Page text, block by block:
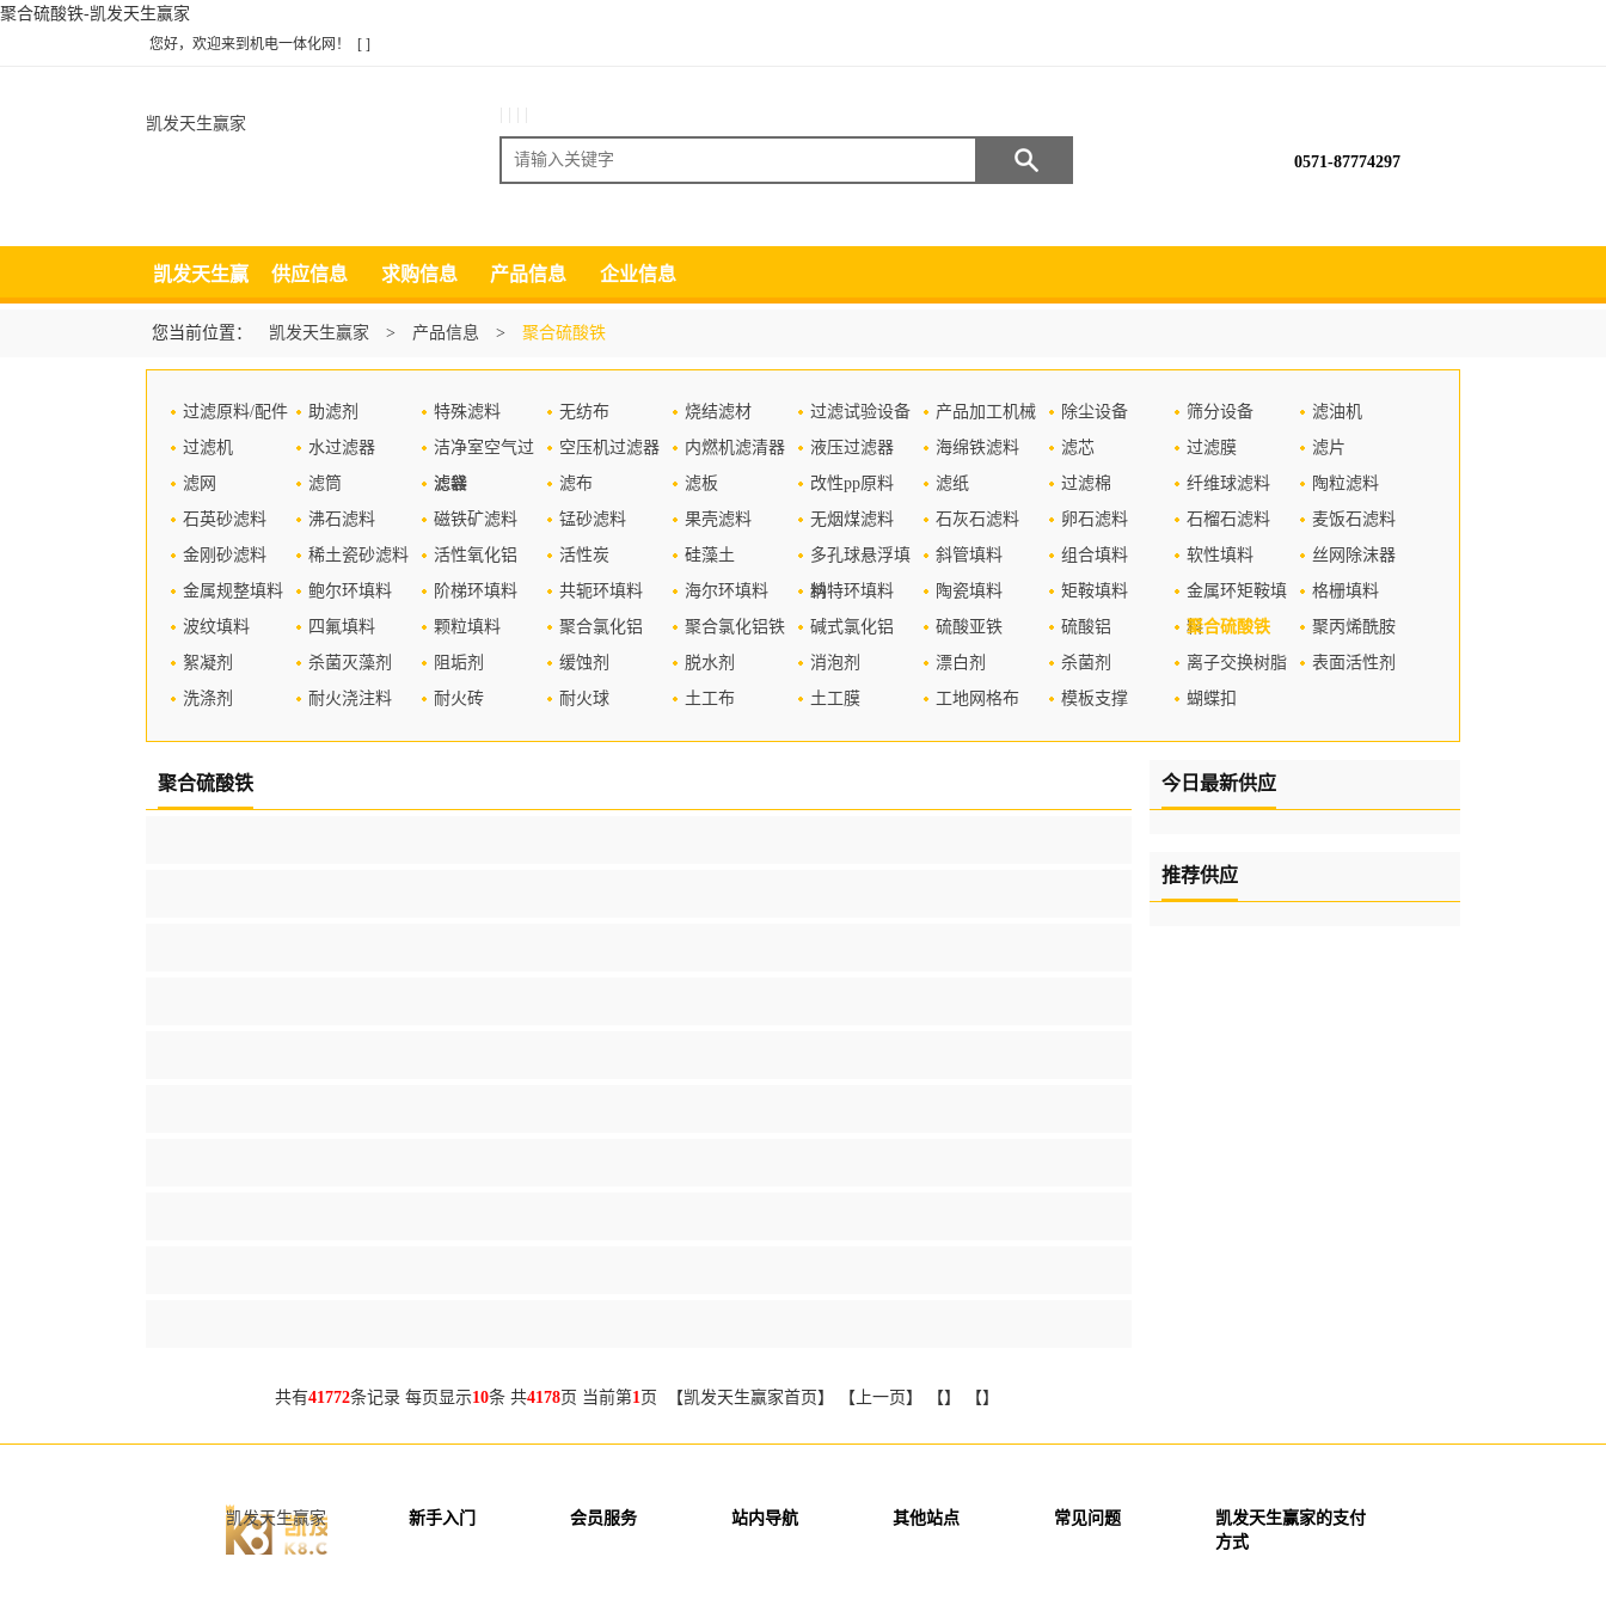
聚合硫酸铁-凯发天生赢家
您好，欢迎来到机电一体化网！ [ ]
凯发天生赢家
搜索 0571-87774297
凯发天生赢
家
供应信息 求购信息 产品信息 企业信息
您当前位置： 凯发天生赢家 > 产品信息 > 聚合硫酸铁
过滤原料/配件 助滤剂 特殊滤料 无纺布 烧结滤材 过滤试验设备 产品加工机械 除尘设备 筛分设备
滤油机
过滤机
水过滤器
洁净室空气过
滤器
空压机过滤器 内燃机滤清器 液压过滤器 海绵铁滤料 滤芯 过滤膜
滤片
滤网
滤筒 滤袋 滤布 滤板 改性pp原料 滤纸 过滤棉 纤维球滤料
陶粒滤料
石英砂滤料
沸石滤料 磁铁矿滤料 锰砂滤料 果壳滤料 无烟煤滤料 石灰石滤料 卵石滤料 石榴石滤料
麦饭石滤料
金刚砂滤料
稀土瓷砂滤料 活性氧化铝 活性炭 硅藻土
多孔球悬浮填
料
斜管填料 组合填料 软性填料
丝网除沫器
金属规整填料
鲍尔环填料 阶梯环填料 共轭环填料 海尔环填料 纳特环填料 陶瓷填料 矩鞍填料
金属环矩鞍填
料
格栅填料
波纹填料
四氟填料 颗粒填料 聚合氯化铝 聚合氯化铝铁 碱式氯化铝 硫酸亚铁 硫酸铝 聚合硫酸铁
聚丙烯酰胺
絮凝剂
杀菌灭藻剂 阻垢剂 缓蚀剂 脱水剂 消泡剂 漂白剂 杀菌剂 离子交换树脂
表面活性剂
洗涤剂
耐火浇注料 耐火砖 耐火球 土工布 土工膜 工地网格布 模板支撑 蝴蝶扣
聚合硫酸铁
共有41772条记录 每页显示10条 共4178页 当前第1页 【凯发天生赢家首页】 【上一页】 【】 【】
今日最新供应
推荐供应
凯发天生赢家 新手入门 会员服务 站内导航 其他站点 常见问题
凯发天生赢家的支付
方式